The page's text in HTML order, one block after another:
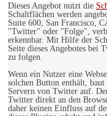
Dieses Angebot nutzt die
Schaltflächen werden
Suite 600, San Francisco,
"Twitter" oder "Folge",
erkennbar. Mit Hilfe der
Seite dieses Angebotes bei
zu folgen.
Wenn ein Nutzer eine
solchen Button enthält,
Servern von Twitter auf.
Twitter direkt an den
daher keinen Einfluss auf